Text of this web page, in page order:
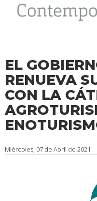
EL
RENUEVA
CON LA
Miércoles, 07 de Abril de 2021